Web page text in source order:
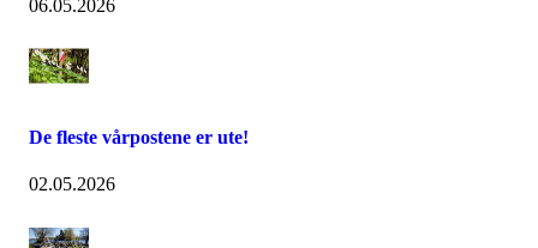
06.05.2026
De fleste vårpostene er ute!
02.05.2026